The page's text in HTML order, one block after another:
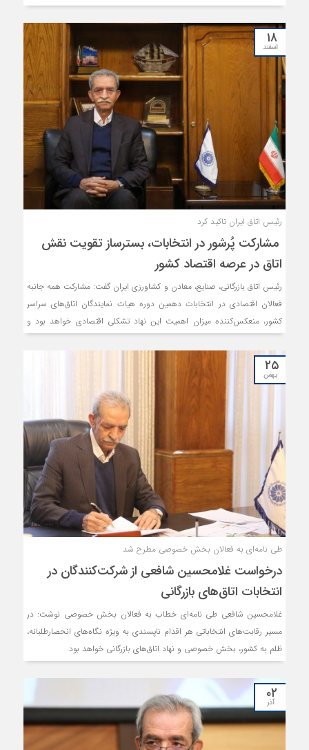
اقتصادی، در هر جمع و محفلی می‌گویند؛ تحریم و از آن سخت‌تر
«خودتحریمی»ها، گریبان اقتصاد را به چنگ گرفته است.
۱۸
اسفند
رئیس اتاق ایران تاکید کرد
مشارکت پُرشور در انتخابات، بسترساز تقویت نقش
اتاق در عرصه اقتصاد کشور
رئیس اتاق بازرگانی، صنایع، معادن و کشاورزی ایران گفت: مشارکت همه جانبه
فعالان اقتصادی در انتخابات دهمین دوره هیات نمایندگان اتاق‌‌های سراسر
کشور، منعکس‌کننده میزان اهمیت این نهاد تشکلی اقتصادی خواهد بود و
بنیاد و جایگاه آن را در اقتصاد کشور تقویت می‌نماید.
۲۵
بهمن
طی نامه‌ای به فعالان بخش خصوصی مطرح شد
درخواست غلامحسین شافعی از شرکت‌کنندگان در
انتخابات اتاق‌های بازرگانی
غلامحسین شافعی طی نامه‌ای خطاب به فعالان بخش خصوصی نوشت: در
مسیر رقابت‌های انتخاباتی هر اقدام ناپسندی به ویژه نگاه‌های انحصارطلبانه،
ظلم به کشور، بخش خصوصی و نهاد اتاق‌های بازرگانی خواهد بود.
۰۲
آذر